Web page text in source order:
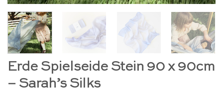
Erde Spielseide Stein 90 x 90cm
– Sarah’s Silks